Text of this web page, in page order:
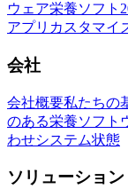
ウェア栄養ソフト
アプリカスタマイ
会社
会社概要私たちの
のある栄養ソフト
わせシステム状態
ソリューション